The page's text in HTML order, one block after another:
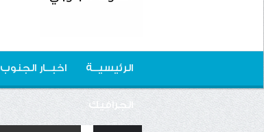
الرئيسيــة اخبــار الجنوب
الجرافيك